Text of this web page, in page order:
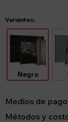
Variantes:
Negro
Medios de
Métodos y